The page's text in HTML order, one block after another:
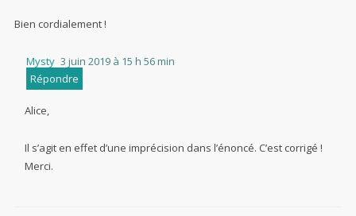
Bien cordialement !
Mysty 3 juin 2019 à 15 h 56 min
Répondre
Alice,
Il s’agit en effet d’une imprécision dans l’énoncé. C’est corrigé !
Merci.